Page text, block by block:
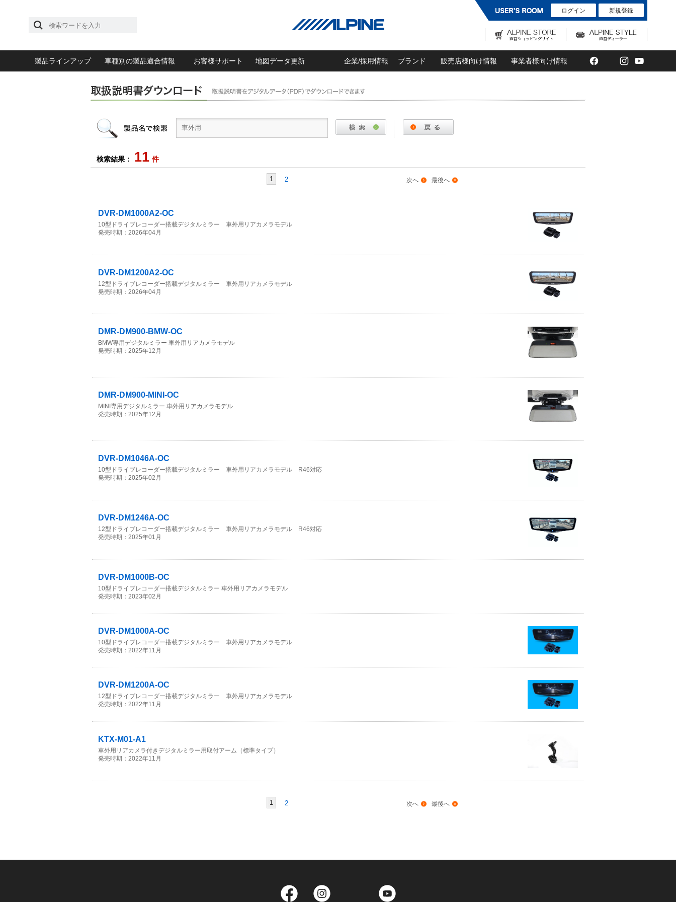
ログイン 新規登録
製品ラインアップ 車種別の製品適合情報 お客様サポート 地図データ更新 企業/採用情報 ブランド 販売店様向け情報 事業者様向け情報 Facebook
TwitterInstagram
検索結果： 11 件
1 2 最後へ
次へ
DVR-DM1000A2-OC
10型ドライブレコーダー搭載デジタルミラー 車外用リアカメラモデル
発売時期：2026年04月
DVR-DM1200A2-OC
12型ドライブレコーダー搭載デジタルミラー 車外用リアカメラモデル
発売時期：2026年04月
DMR-DM900-BMW-OC
BMW専用デジタルミラー 車外用リアカメラモデル
発売時期：2025年12月
DMR-DM900-MINI-OC
MINI専用デジタルミラー 車外用リアカメラモデル
発売時期：2025年12月
DVR-DM1046A-OC
10型ドライブレコーダー搭載デジタルミラー 車外用リアカメラモデル R46対応
発売時期：2025年02月
DVR-DM1246A-OC
12型ドライブレコーダー搭載デジタルミラー 車外用リアカメラモデル R46対応
発売時期：2025年01月
DVR-DM1000B-OC
10型ドライブレコーダー搭載デジタルミラー 車外用リアカメラモデル
発売時期：2023年02月
DVR-DM1000A-OC
10型ドライブレコーダー搭載デジタルミラー 車外用リアカメラモデル
発売時期：2022年11月
DVR-DM1200A-OC
12型ドライブレコーダー搭載デジタルミラー 車外用リアカメラモデル
発売時期：2022年11月
KTX-M01-A1
車外用リアカメラ付きデジタルミラー用取付アーム（標準タイプ）
発売時期：2022年11月
1 2 最後へ
次へ
Facebook Twitter